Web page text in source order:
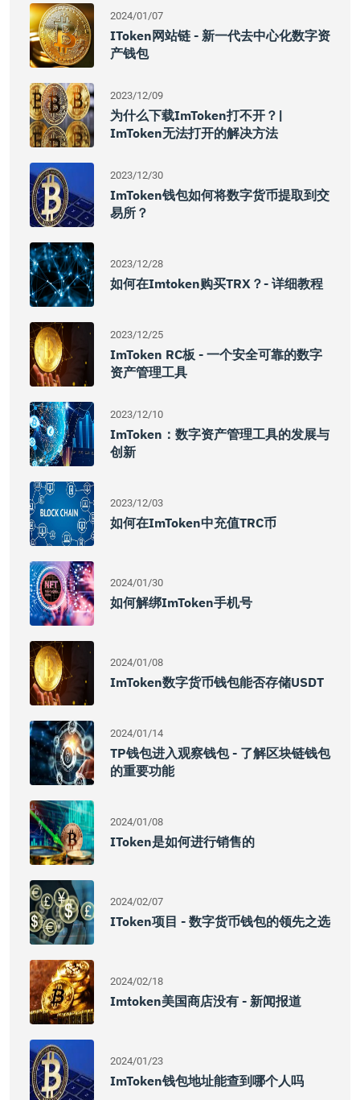
2024/01/07
IToken网站链 - 新一代去中心化数字资
产钱包
2023/12/09
为什么下载imToken打不开？|
ImToken无法打开的解决方法
2023/12/30
ImToken钱包如何将数字货币提取到交
易所？
2023/12/28
如何在imtoken购买TRX？- 详细教程
2023/12/25
ImToken RC板 - 一个安全可靠的数字
资产管理工具
2023/12/10
ImToken：数字资产管理工具的发展与
创新
2023/12/03
如何在imToken中充值TRC币
2024/01/30
如何解绑imToken手机号
2024/01/08
ImToken数字货币钱包能否存储USDT
2024/01/14
TP钱包进入观察钱包 - 了解区块链钱包
的重要功能
2024/01/08
IToken是如何进行销售的
2024/02/07
IToken项目 - 数字货币钱包的领先之选
2024/02/18
Imtoken美国商店没有 - 新闻报道
2024/01/23
ImToken钱包地址能查到哪个人吗